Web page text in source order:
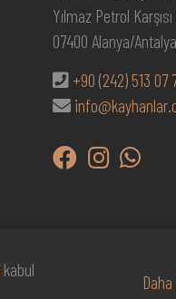
Yılmaz Petrol
07400 Alanya/Antalya
+90 (242) 513 07
K.V.K.K
kabul